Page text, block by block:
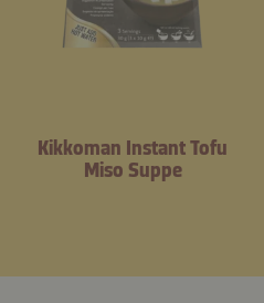
Kikkoman Instant Tofu
Miso Suppe